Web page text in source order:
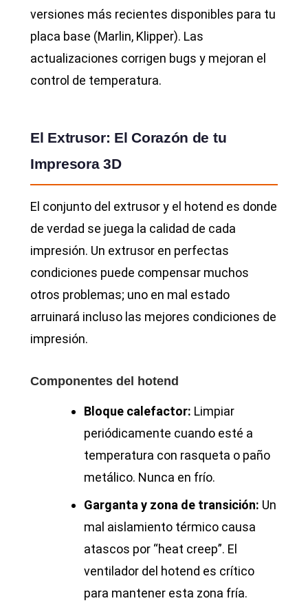
versiones más recientes disponibles para tu
placa base (Marlin, Klipper). Las
actualizaciones corrigen bugs y mejoran el
control de temperatura.
El Extrusor: El Corazón de tu
Impresora 3D
El conjunto del extrusor y el hotend es donde
de verdad se juega la calidad de cada
impresión. Un extrusor en perfectas
condiciones puede compensar muchos
otros problemas; uno en mal estado
arruinará incluso las mejores condiciones de
impresión.
Componentes del hotend
Bloque calefactor: Limpiar
periódicamente cuando esté a
temperatura con rasqueta o paño
metálico. Nunca en frío.
Garganta y zona de transición: Un
mal aislamiento térmico causa
atascos por “heat creep”. El
ventilador del hotend es crítico
para mantener esta zona fría.